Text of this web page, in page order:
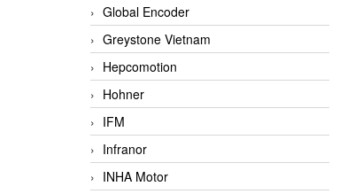
Global Encoder
Greystone Vietnam
Hepcomotion
Hohner
IFM
Infranor
INHA Motor